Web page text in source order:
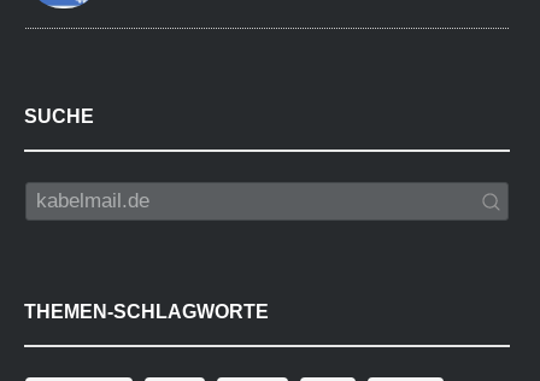
SUCHE
THEMEN-SCHLAGWORTE